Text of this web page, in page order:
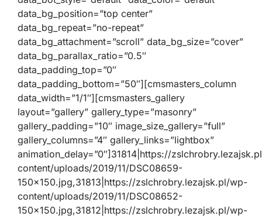
data_bg_position=”top center”
data_bg_repeat=”no-repeat”
data_bg_attachment=”scroll” data_bg_size=”cover”
data_bg_parallax_ratio=”0.5″
data_padding_top=”0″
data_padding_bottom=”50″][cmsmasters_column
data_width=”1/1″][cmsmasters_gallery
layout=”gallery” gallery_type=”masonry”
gallery_padding=”10″ image_size_gallery=”full”
gallery_columns=”4″ gallery_links=”lightbox”
animation_delay=”0″]31814|https://
content/uploads/2019/11/DSC08659-
150×150.jpg,31813|https://zslchrobry.lezajsk.pl/wp-
content/uploads/2019/11/DSC08652-
150×150.jpg,31812|https://zslchrobry.lezajsk.pl/wp-